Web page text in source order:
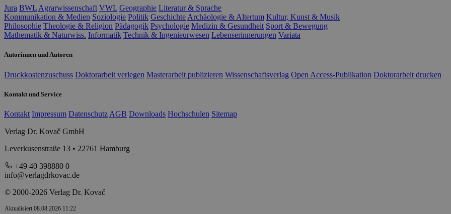
Jura BWL Agrarwissenschaft VWL Geographie Literatur & Sprache
Kommunikation & Medien Soziologie Politik Geschichte Archäologie & Altertum Kultur, Kunst & Musik
Philosophie Theologie & Religion Pädagogik Psychologie Medizin & Gesundheit Sport & Bewegung
Mathematik & Naturwiss. Informatik Technik & Ingenieurwesen Lebenserinnerungen Variata
Autorinnen und Autoren
Druckkostenzuschuss Doktorarbeit verlegen Masterarbeit publizieren Wissenschaftsverlag Open Access-Publikation Doktorarbeit drucken
Kontakt und Service
Kontakt Impressum Datenschutz AGB Downloads Hochschulen Sitemap
Verlag Dr. Kovač GmbH
Leverkusenstraße 13 • 22761 Hamburg
+49 40 398880 0
info@verlagdrkovac.de
© 2000-2026 Verlag Dr. Kovač
Aktualisiert 08.08.2026 11:22